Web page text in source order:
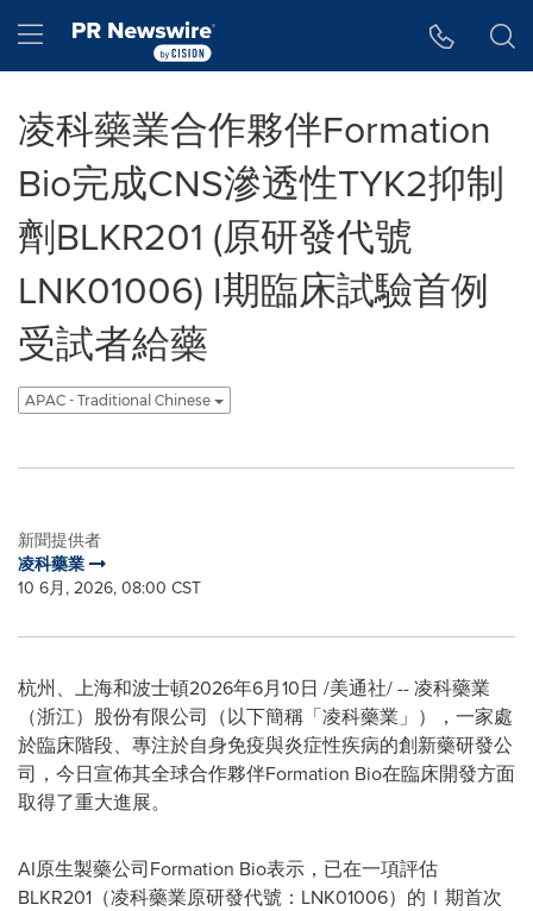
Hamburger menu
凌科藥業合作夥伴Formation
Bio完成CNS滲透性TYK2抑制
劑BLKR201 (原研發代號
LNK01006) I期臨床試驗首例
受試者給藥
APAC - Traditional Chinese
新聞提供者
凌科藥業
10 6月, 2026, 08:00 CST
杭州、上海和波士頓2026年6月10日 /美通社/ -- 凌科藥業
（浙江）股份有限公司（以下簡稱「凌科藥業」），一家處
於臨床階段、專注於自身免疫與炎症性疾病的創新藥研發公
司，今日宣佈其全球合作夥伴Formation Bio在臨床開發方面
取得了重大進展。
AI原生製藥公司Formation Bio表示，已在一項評估
BLKR201（凌科藥業原研發代號：LNK01006）的Ⅰ期首次